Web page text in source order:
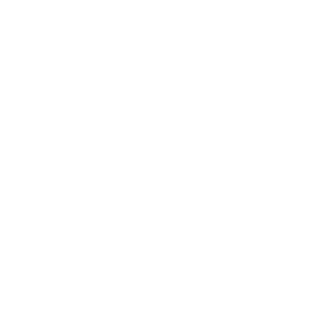
tak, aby vás sprevádzal na rôznych